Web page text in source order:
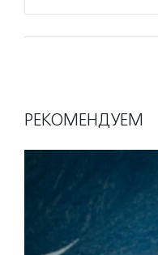
РЕКОМЕНДУЕМ